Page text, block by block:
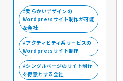
柔らかいデザインの
Wordpressサイト制作が可能
な会社
アクティビティ系サービスの
Wordpressサイト制作
シングルページのサイト制作
を得意とする会社